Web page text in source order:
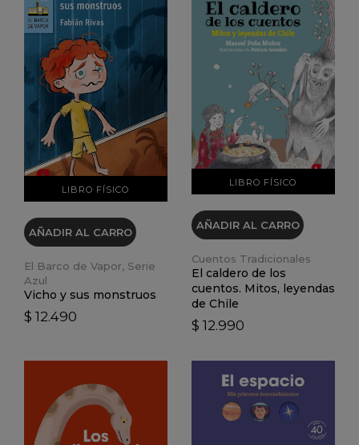
LIBRO FÍSICO
VER DETALLES
AÑADIR AL CARRO
El Barco de Vapor, Serie
Azul
Vicho y sus monstruos
$ 12.490
LIBRO FÍSICO
VER DETALLES
AÑADIR AL CARRO
Cuentos Tradicionales
El caldero de los
cuentos. Mitos, leyendas
de Chile
$ 12.990